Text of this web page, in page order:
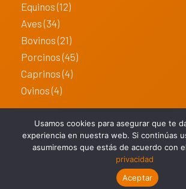
Equinos (12)
Aves (34)
Bovinos (21)
Porcinos (45)
Caprinos (4)
Ovinos (4)
CONTACTO
ALPHACHEM © 2024 TODOS LOS
Usamos cookies para asegurar que te
experiencia en nuestra web. Si continúas
asumiremos que estás de acuerdo con
privacidad
Aceptar